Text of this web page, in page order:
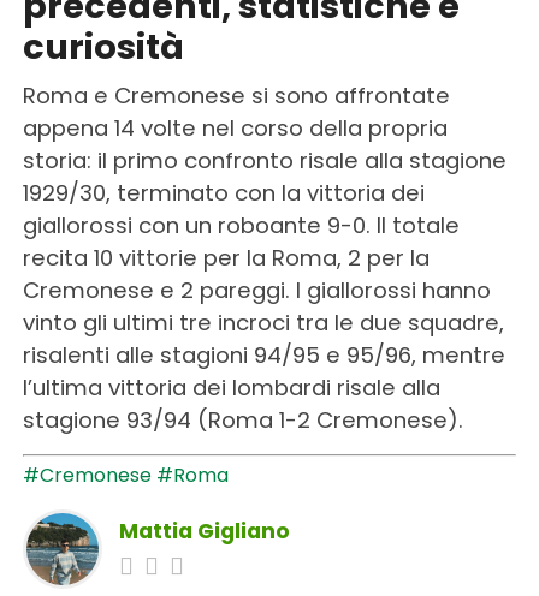
curiosità
Roma e Cremonese si sono affrontate
appena 14 volte nel corso della propria
storia: il primo confronto risale alla stagione
1929/30, terminato con la vittoria dei
giallorossi con un roboante 9-0. Il totale
recita 10 vittorie per la Roma, 2 per la
Cremonese e 2 pareggi. I giallorossi hanno
vinto gli ultimi tre incroci tra le due squadre,
risalenti alle stagioni 94/95 e 95/96, mentre
l’ultima vittoria dei lombardi risale alla
stagione 93/94 (Roma 1-2 Cremonese).
#Cremonese #Roma
Mattia Gigliano